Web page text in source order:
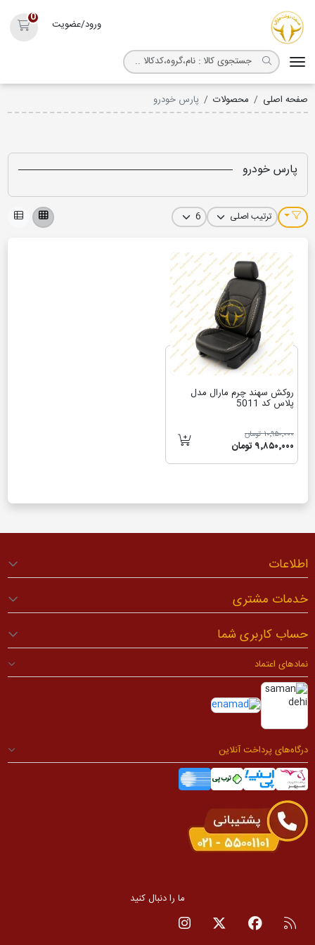
ورود/عضویت
0
صفحه اصلی محصولات پارس خودرو
پارس خودرو
روکش سهند چرم مارال مدل
پلاس کد 5011
۱۰٬۹۵۰٬۰۰۰ تومان
۹٬۸۵۰٬۰۰۰ تومان
اطلاعات
خدمات مشتری
حساب کاربری شما
نمادهای اعتماد
درگاه‌های پرداخت آنلاین
ما را دنبال کنید
RSS صفحه فیسبوک
صفحه تویترصفحه اینستاگرام